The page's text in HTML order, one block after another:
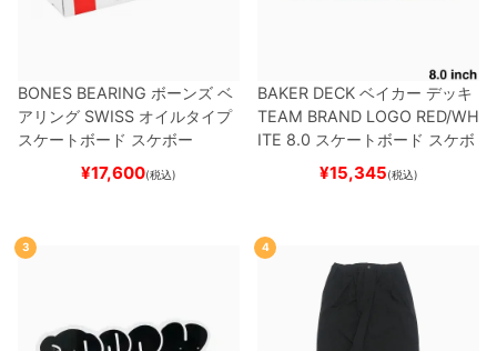
BONES BEARING ボーンズ ベ
アリング SWISS オイルタイプ
スケートボード スケボー
¥17,600(税込)
BAKER DECK ベイカー デッキ
TEAM BRAND LOGO RED/WH
ITE 8.0 スケートボード スケボ
¥15,345(税込)
3 4